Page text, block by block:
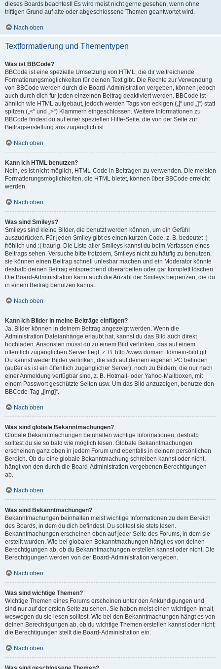
dieses Boards beachtest! Es wird meist nicht gerne gesehen, wenn ohne
triftigen Grund auf alte oder abgeschlossene Themen geantwortet wird.
Nach oben
Textformatierung und Thementypen
Was ist BBCode?
BBCode ist eine spezielle Umsetzung von HTML, die dir weitreichende
Formatierungsmöglichkeiten für deinen Text gibt. Die Rechte zur Verwendung
von BBCode werden durch die Board-Administration vergeben, können jedoch
auch durch dich für jeden einzelnen Beitrag deaktiviert werden. BBCode ist
ähnlich wie HTML aufgebaut, jedoch werden Tags von eckigen („[“ und „]“) statt
spitzen („<“ und „>“) Klammern eingeschlossen. Weitere Informationen zu
BBCode findest du auf einer speziellen Hilfe-Seite, die von der Seite zur
Beitragserstellung aus zugänglich ist.
Nach oben
Kann ich HTML benutzen?
Nein, es ist nicht möglich, HTML-Code in Beiträgen zu verwenden. Die meisten
Formatierungsmöglichkeiten, die HTML bietet, können über BBCode erreicht
werden.
Nach oben
Was sind Smileys?
Smileys sind kleine Bilder, die benutzt werden können, um ein Gefühl
auszudrücken. Für jeden Smiley gibt es einen kurzen Code, z. B. bedeutet :)
fröhlich und :( traurig. Die Liste aller Smileys kannst du beim Verfassen eines
Beitrags sehen. Versuche bitte trotzdem, Smileys nicht zu häufig zu benutzen,
sie können einen Beitrag schnell unlesbar machen und ein Moderator könnte
deshalb deinen Beitrag entsprechend überarbeiten oder gar komplett löschen.
Die Board-Administration kann auch die Anzahl der Smileys begrenzen, die du
in einem Beitrag benutzen kannst.
Nach oben
Kann ich Bilder in meine Beiträge einfügen?
Ja, Bilder können in deinem Beitrag angezeigt werden. Wenn die
Administration Dateianhänge erlaubt hat, kannst du das Bild auch direkt
hochladen. Ansonsten musst du zu einem Bild verlinken, das auf einem
öffentlich zugänglichen Server liegt, z. B. http://www.domain.tld/mein-bild.gif.
Du kannst weder Bilder verlinken, die sich auf deinem eigenen PC befinden
(außer es ist ein öffentlich zugänglicher Server), noch zu Bildern, die nur nach
einer Anmeldung verfügbar sind, z. B. Hotmail- oder Yahoo-Mailboxen, mit
einem Passwort geschützte Seiten usw. Um das Bild anzuzeigen, benutze den
BBCode-Tag „[img]“.
Nach oben
Was sind globale Bekanntmachungen?
Globale Bekanntmachungen beinhalten wichtige Informationen, deshalb
solltest du sie so bald wie möglich lesen. Globale Bekanntmachungen
erscheinen ganz oben in jedem Forum und ebenfalls in deinem persönlichen
Bereich. Ob du eine globale Bekanntmachung schreiben kannst oder nicht,
hängt von den durch die Board-Administration vergebenen Berechtigungen
ab.
Nach oben
Was sind Bekanntmachungen?
Bekanntmachungen beinhalten meist wichtige Informationen zu dem Bereich
des Boards, in dem du dich befindest. Du solltest sie stets lesen.
Bekanntmachungen erscheinen oben auf jeder Seite des Forums, in dem sie
erstellt wurden. Wie bei globalen Bekanntmachungen hängt es von deinen
Berechtigungen ab, ob du Bekanntmachungen erstellen kannst oder nicht. Die
Berechtigungen werden von der Board-Administration vergeben.
Nach oben
Was sind wichtige Themen?
Wichtige Themen eines Forums erscheinen unter den Ankündigungen und
sind nur auf der ersten Seite zu sehen. Sie haben meist einen wichtigen Inhalt,
weswegen du sie lesen solltest. Wie bei den Bekanntmachungen hängt es von
deinen Berechtigungen ab, ob du wichtige Themen erstellen kannst oder nicht;
die Berechtigungen stellt die Board-Administration ein.
Nach oben